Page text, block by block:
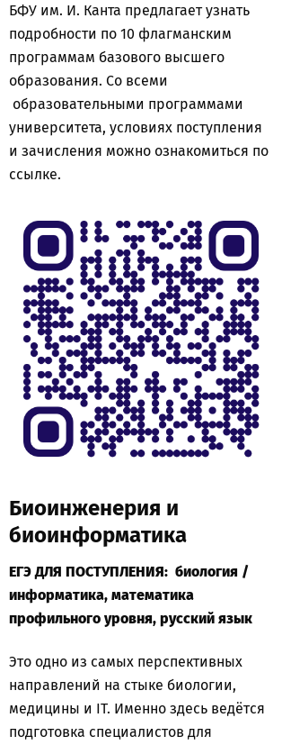
БФУ им. И. Канта предлагает узнать
подробности по 10 флагманским
программам базового высшего
образования. Со всеми
образовательными программами
университета, условиях поступления
и зачисления можно ознакомиться по
ссылке.
Биоинженерия и
биоинформатика
ЕГЭ ДЛЯ ПОСТУПЛЕНИЯ: биология /
информатика, математика
профильного уровня, русский язык
Это одно из самых перспективных
направлений на стыке биологии,
медицины и IТ. Именно здесь ведётся
подготовка специалистов для